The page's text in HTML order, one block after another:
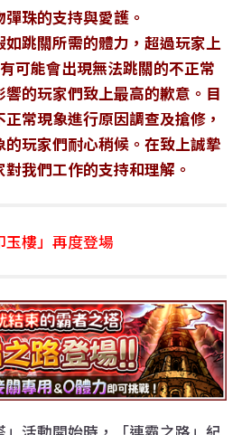
珠的支持與愛護。
跳關所需的體力，超過玩家上
可能會出現無法跳關的不正常
的玩家們致上最高的歉意。目
常現象進行原因調查及搶修，
玩家們耐心稍候。在致上誠摯
我們工作的支持和理解。
玉樓」再度登場